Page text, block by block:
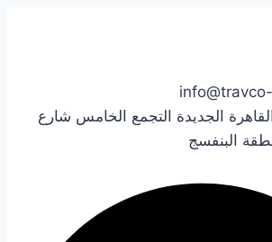
الجديدة التجمع الخامس شارع
البنفسج